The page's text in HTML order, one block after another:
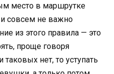
место в маршрутке
совсем не важно
из этого правила — это
проще говоря
нет, то уступать